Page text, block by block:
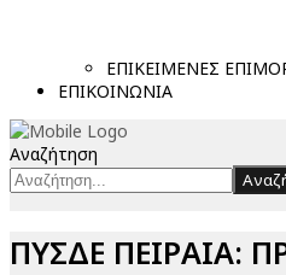
ΕΠΙΚΕΙΜΕΝΕΣ
ΕΠΙΚΟΙΝΩΝΙΑ
Αναζήτηση
ΠΥΣΔΕ ΠΕΙΡΑΙΑ: